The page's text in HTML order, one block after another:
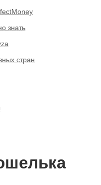
знать
стран